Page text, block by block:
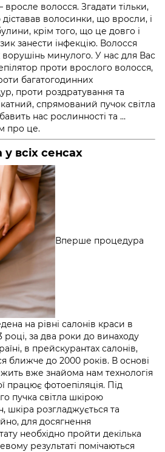
вросле волосся. Згадати тільки,
волосинки, що вросли, і
крім того, що це довго і
занести інфекцію. Волосся
ворушінь минулого. У нас для Вас
проти врослого волосся,
багатогодинних
проти роздратування та
спрямований пучок світла
нас рослинності та …
про це.
всіх сенсах
Вперше процедура
на рівні салонів краси в
році, за два роки до винаходу
в прейскурантах салонів,
ближче до 2000 років. В основі
вже знайома нам технологія
працює фотоепіляція. Під
пучка світла шкірою
шкіра розгладжується та
для досягнення
необхідно пройти декілька
результаті помічаються